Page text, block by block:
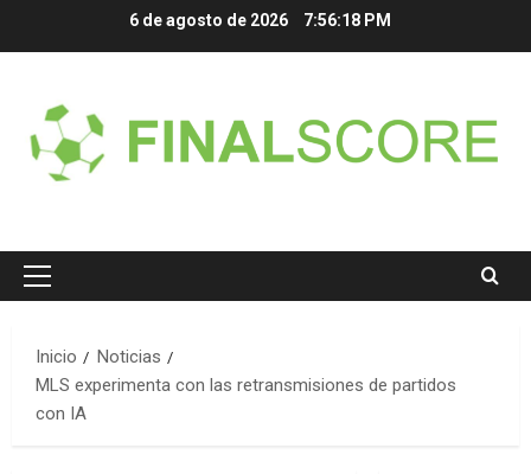
6 de agosto de 2026 7:56:19 PM
Menú
Inicio
Noticias
MLS experimenta con las retransmisiones de partidos
con IA